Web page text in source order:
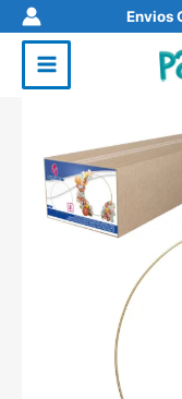
Skip
content
Envios